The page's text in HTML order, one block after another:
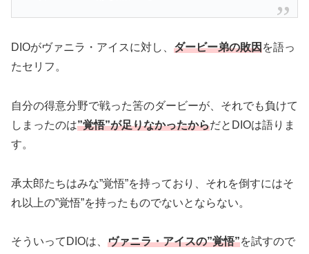
DIOがヴァニラ・アイスに対し、 ダービー弟の敗因を語っ
たセリフ。
自分の得意分野で戦った筈のダービーが、それでも負けて
しまったのは”覚悟”が足りなかったからだとDIOは語りま
す。
承太郎たちはみな”覚悟”を持っており、それを倒すにはそ
れ以上の”覚悟”を持ったものでないとならない。
そういってDIOは、 ヴァニラ・アイスの”覚悟”を試すので